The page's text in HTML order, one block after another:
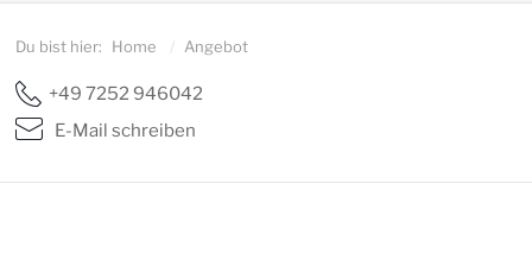
Du bist hier: Home / Angebot
+49 7252 946042
E-Mail schreiben